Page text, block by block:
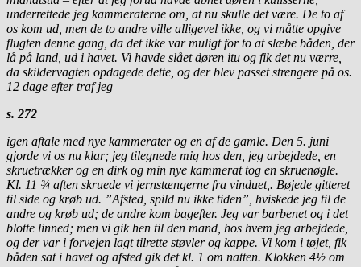
underrettede jeg kammeraterne om, at nu skulle det være. De to af
os kom ud, men de to andre ville alligevel ikke, og vi måtte opgive
flugten denne gang, da det ikke var muligt for to at slæbe båden, der
lå på land, ud i havet. Vi havde slået døren itu og fik det nu værre,
da skildervagten opdagede dette, og der blev passet strengere på os.
12 dage efter traf jeg
s. 272
igen aftale med nye kammerater og en af de gamle. Den 5. juni
gjorde vi os nu klar; jeg tilegnede mig hos den, jeg arbejdede, en
skruetrækker og en dirk og min nye kammerat tog en skruenøgle.
Kl. 11 ¾ aften skruede vi jernstængerne fra vinduet,. Bøjede gitteret
til side og krøb ud. ”Afsted, spild nu ikke tiden”, hviskede jeg til de
andre og krøb ud; de andre kom bagefter. Jeg var barbenet og i det
blotte linned; men vi gik hen til den mand, hos hvem jeg arbejdede,
og der var i forvejen lagt tilrette støvler og kappe. Vi kom i tøjet, fik
båden sat i havet og afsted gik det kl. 1 om natten. Klokken 4½ om